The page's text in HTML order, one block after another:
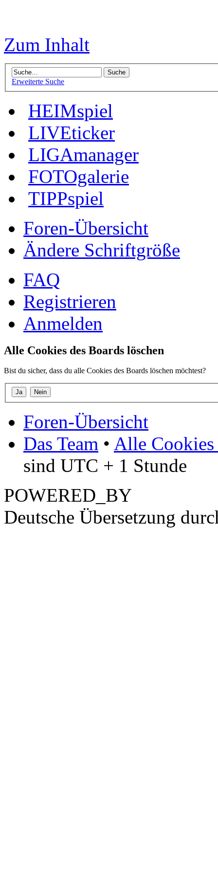
Zum Inhalt
Erweiterte Suche
HEIMspiel
LIVEticker
LIGAmanager
FOTOgalerie
TIPPspiel
Foren-Übersicht
Ändere Schriftgröße
FAQ
Registrieren
Anmelden
Alle Cookies des Boards löschen
Bist du sicher, dass du alle Cookies des Boards löschen möchtest?
Foren-Übersicht
Das Team • Alle Cookies
sind UTC + 1 Stunde
POWERED_BY
Deutsche Übersetzung